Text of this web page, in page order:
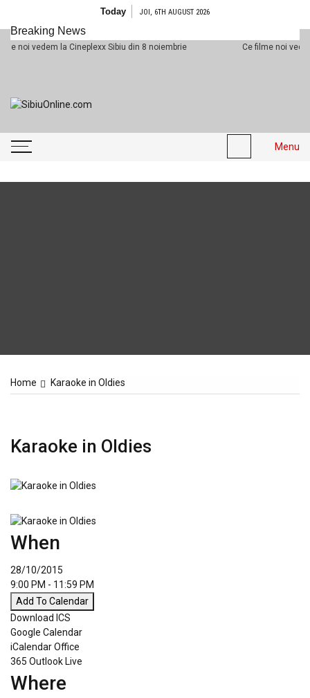
Today JOI, 6TH AUGUST 2026
Breaking News
vedem la Cineplexx Sibiu din 8 noiembrie Ce filme noi vedem la
Sibiu!!!
Menu
Home Karaoke in Oldies
Karaoke in Oldies
When
28/10/2015
9:00 PM - 11:59 PM
Add To Calendar
Download ICS
Google Calendar
iCalendarOffice
365 Outlook Live
Where